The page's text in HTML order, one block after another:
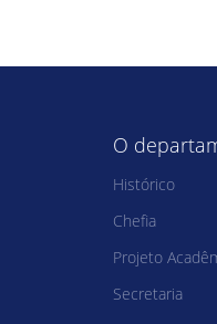
O
Histórico
Chefia
Projeto
Secretaria